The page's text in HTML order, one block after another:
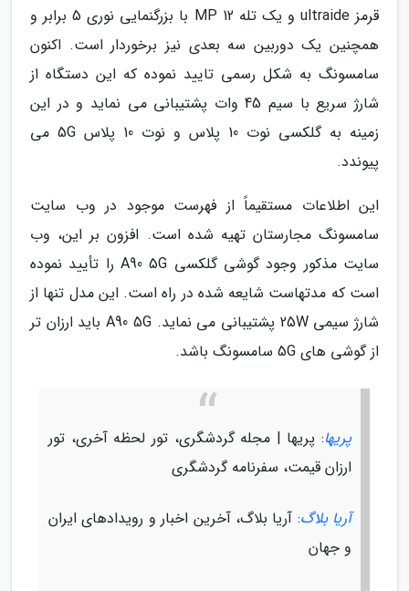
قرمز ultraide و یک تله 12 MP با بزرگنمایی نوری 5 برابر و
همچنین یک دوربین سه بعدی نیز برخوردار است. اکنون
سامسونگ به شکل رسمی تایید نموده که این دستگاه از
شارژ سریع با سیم 45 وات پشتیبانی می نماید و در این
زمینه به گلکسی نوت 10 پلاس و نوت 10 پلاس 5G می
پیوندد.
این اطلاعات مستقیماً از فهرست موجود در وب سایت
سامسونگ مجارستان تهیه شده است. افزون بر این، وب
سایت مذکور وجود گوشی گلکسی A90 5G را تأیید نموده
است که مدتهاست شایعه شده در راه است. این مدل تنها از
شارژ سیمی 25W پشتیبانی می نماید. A90 5G باید ارزان تر
از گوشی های 5G سامسونگ باشد.
پریها: پریها | مجله گردشگری، تور لحظه آخری، تور
ارزان قیمت، سفرنامه گردشگری
آریا بلاگ: آریا بلاگ، آخرین اخبار و رویدادهای ایران
و جهان